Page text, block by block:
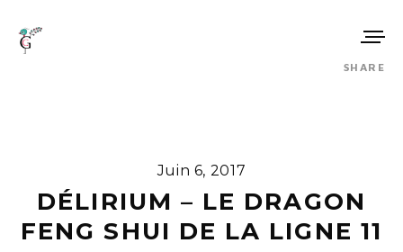
SHARE
Juin 6, 2017
DÉLIRIUM – LE DRAGON
FENG SHUI DE LA LIGNE 11